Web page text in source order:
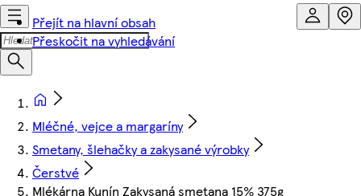
Přejít na hlavní obsah
Přeskočit na vyhledávání
Mléčné, vejce a margaríny
Smetany, šlehačky a zakysané výrobky
Čerstvé
Mlékárna Kunín Zakysaná smetana 15% 375g